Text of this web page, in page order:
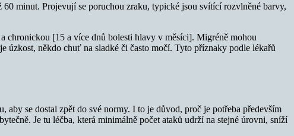
minut. Projevují se poruchou zraku, typické jsou svítící rozvlněné barvy,
chronickou [15 a více dnů bolesti hlavy v měsíci]. Migréně mohou
úzkost, někdo chuť na sladké či často močí. Tyto příznaky podle lékařů
se dostal zpět do své normy. I to je důvod, proč je potřeba především
Je tu léčba, která minimálně počet ataků udrží na stejné úrovni, sníží